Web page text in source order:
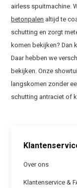
Over ons
Klantenservice &
airless spuitmachine.
betonpalen altijd te
schutting en zorgt
komen bekijken? Dan
Daar hebben we
bekijken. Onze
langskomen zonder
schutting antraciet of